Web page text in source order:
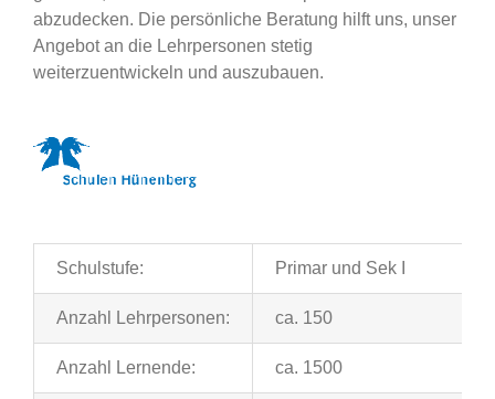
abzudecken. Die persönliche Beratung hilft uns, unser
Angebot an die Lehrpersonen stetig
weiterzuentwickeln und auszubauen.
Schulstufe: Primar und Sek I
Anzahl Lehrpersonen: ca. 150
Anzahl Lernende: ca. 1500